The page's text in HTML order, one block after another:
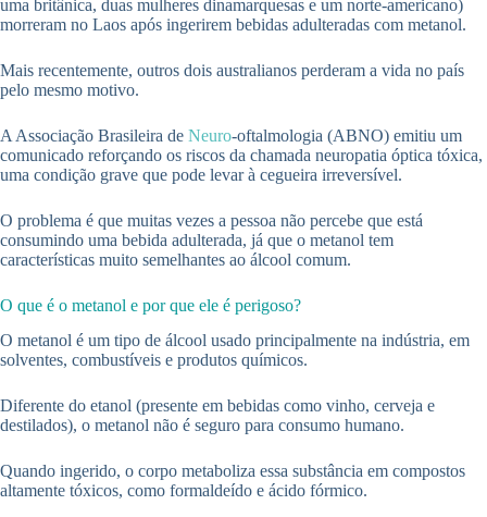
uma britânica, duas mulheres dinamarquesas e um norte-americano)
morreram no Laos após ingerirem bebidas adulteradas com metanol.
Mais recentemente, outros dois australianos perderam a vida no país
pelo mesmo motivo.
A Associação Brasileira de Neuro-oftalmologia (ABNO) emitiu um
comunicado reforçando os riscos da chamada neuropatia óptica tóxica,
uma condição grave que pode levar à cegueira irreversível.
O problema é que muitas vezes a pessoa não percebe que está
consumindo uma bebida adulterada, já que o metanol tem
características muito semelhantes ao álcool comum.
O que é o metanol e por que ele é perigoso?
O metanol é um tipo de álcool usado principalmente na indústria, em
solventes, combustíveis e produtos químicos.
Diferente do etanol (presente em bebidas como vinho, cerveja e
destilados), o metanol não é seguro para consumo humano.
Quando ingerido, o corpo metaboliza essa substância em compostos
altamente tóxicos, como formaldeído e ácido fórmico.